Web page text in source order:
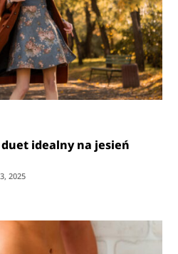
idealny na jesień
2025